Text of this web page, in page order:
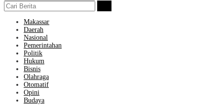
Makassar
Daerah
Nasional
Pemerintahan
Politik
Hukum
Bisnis
Olahraga
Otomatif
Opini
Budaya